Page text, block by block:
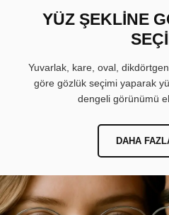
YÜZ ŞEKLİNE
Yuvarlak, kare, oval,
göre gözlük seçimi yaparak
dengeli görünümü
DAHA